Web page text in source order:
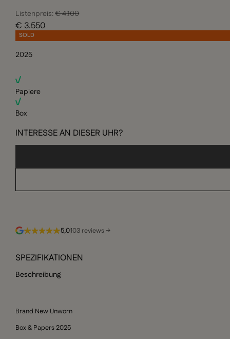
Listenpreis:€ 4.100
€ 3.550
SOLD
2025
Papiere
Box
INTERESSE AN DIESER UHR?
5,0103 reviews →
SPEZIFIKATIONEN
Beschreibung
Brand New Unworn
Box & Papers 2025